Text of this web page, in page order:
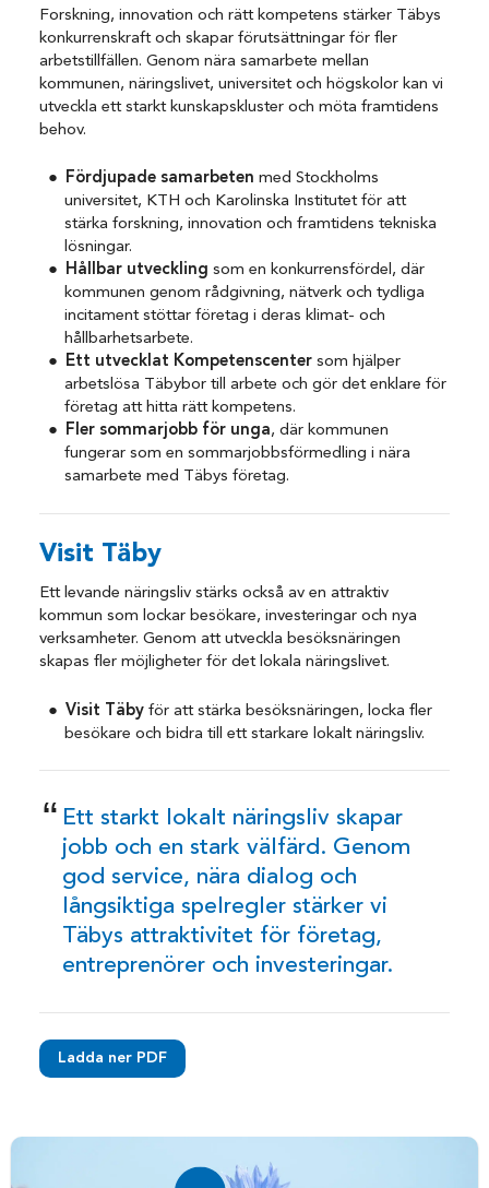
Forskning, innovation och rätt kompetens stärker Täbys
konkurrenskraft och skapar förutsättningar för fler
arbetstillfällen. Genom nära samarbete mellan
kommunen, näringslivet, universitet och högskolor kan vi
utveckla ett starkt kunskapskluster och möta framtidens
behov.
Fördjupade samarbeten med Stockholms
universitet, KTH och Karolinska Institutet för att
stärka forskning, innovation och framtidens tekniska
lösningar.
Hållbar utveckling som en konkurrensfördel, där
kommunen genom rådgivning, nätverk och tydliga
incitament stöttar företag i deras klimat- och
hållbarhetsarbete.
Ett utvecklat Kompetenscenter som hjälper
arbetslösa Täbybor till arbete och gör det enklare för
företag att hitta rätt kompetens.
Fler sommarjobb för unga, där kommunen
fungerar som en sommarjobbsförmedling i nära
samarbete med Täbys företag.
Visit Täby
Ett levande näringsliv stärks också av en attraktiv
kommun som lockar besökare, investeringar och nya
verksamheter. Genom att utveckla besöksnäringen
skapas fler möjligheter för det lokala näringslivet.
Visit Täby för att stärka besöksnäringen, locka fler
besökare och bidra till ett starkare lokalt näringsliv.
Ett starkt lokalt näringsliv skapar
jobb och en stark välfärd. Genom
god service, nära dialog och
långsiktiga spelregler stärker vi
Täbys attraktivitet för företag,
entreprenörer och investeringar.
Ladda ner PDF